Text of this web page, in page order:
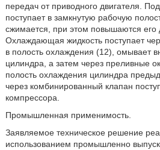
передач от приводного двигателя.
поступает в замкнутую рабочую
сжимается, при этом повышаются его
Охлаждающая жидкость поступает
в полость охлаждения (12), омывает
цилиндра, а затем через преливные
полость охлаждения цилиндра
через комбинированный клапан
компрессора.
Промышленная применимость.
Заявляемое техническое решение
использованием промышленно